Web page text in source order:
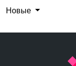
Новые